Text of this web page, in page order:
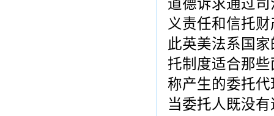
道德诉求通过
义责任和信托
此英美法系国
托制度适合那
称产生的委托
当委托人既没